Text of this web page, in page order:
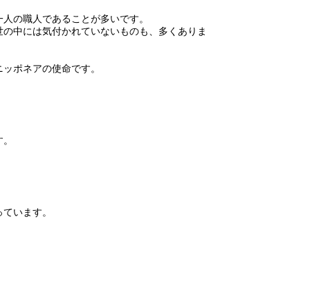
の職人であることが多いです。
中には気付かれていないものも、多くありま
ポネアの使命です。
います。